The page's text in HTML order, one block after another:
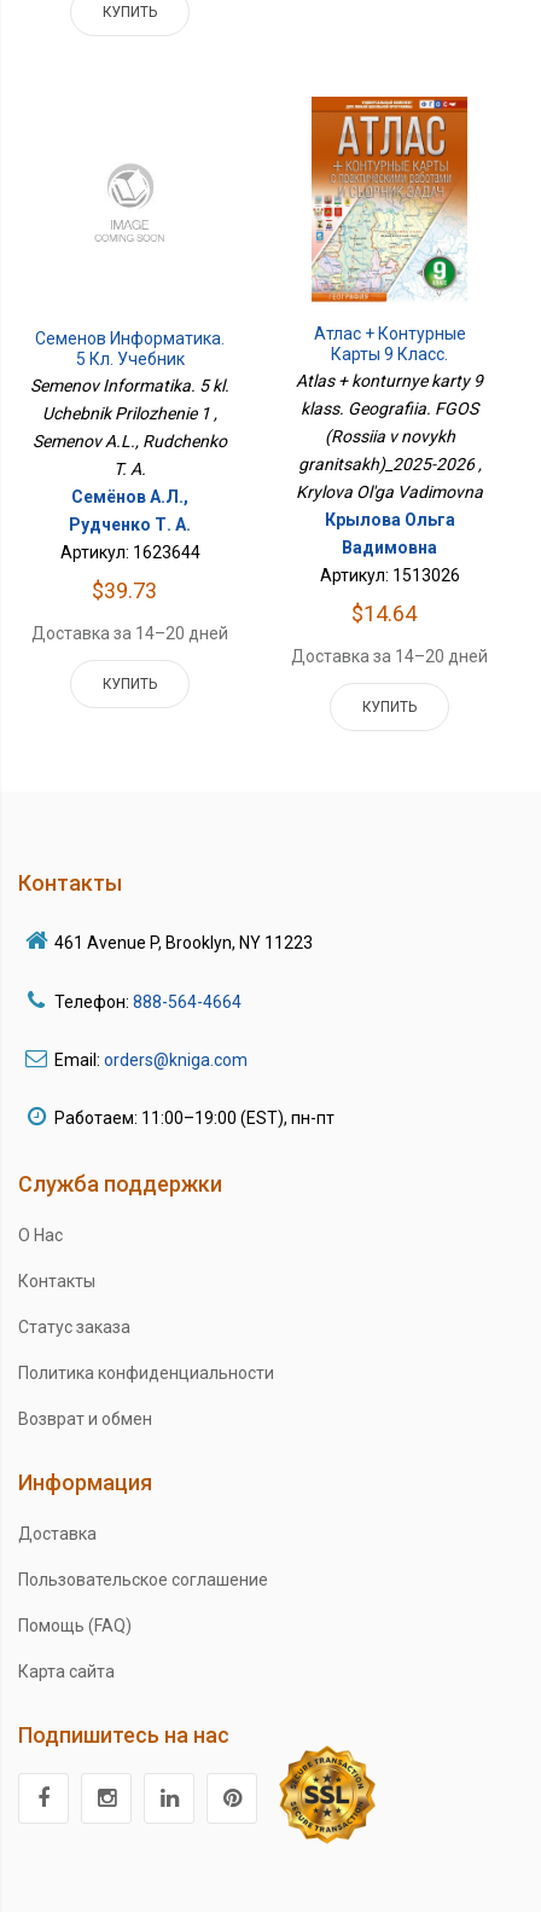
КУПИТЬ
Семенов Информатика.
5 Кл. Учебник
Приложение 1
Semenov Informatika. 5 kl.
Uchebnik Prilozhenie 1 ,
Semenov A.L., Rudchenko
T. A.
Семёнов А.Л.,
Рудченко Т. А.
Артикул: 1623644
$39.73
Доставка за 14–20 дней
КУПИТЬ
Атлас + Контурные
Карты 9 Класс.
География. ФГОС
(Россия В Новых
Границах)_2025-2026
Atlas + konturnye karty 9
klass. Geografiia. FGOS
(Rossiia v novykh
granitsakh)_2025-2026 ,
Krylova Ol'ga Vadimovna
Крылова Ольга
Вадимовна
Артикул: 1513026
$14.64
Доставка за 14–20 дней
КУПИТЬ
Контакты
461 Avenue P, Brooklyn, NY 11223
Телефон: 888-564-4664
Email: orders@kniga.com
Работаем: 11:00–19:00 (EST), пн-пт
Служба поддержки
О Нас
Контакты
Статус заказа
Политика конфиденциальности
Возврат и обмен
Информация
Доставка
Пользовательское соглашение
Помощь (FAQ)
Карта сайта
Подпишитесь на нас